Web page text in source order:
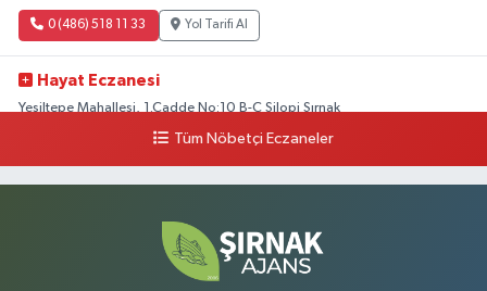
0 (486) 518 11 33 Yol Tarifi Al
Hayat Eczanesi
Yeşiltepe Mahallesi, 1.Cadde No:10 B-C Silopi Şırnak
Yol Tarifi Al
Yenişehir Mahallesi, 8.Cadde No:53 A Silopi Şırnak
Yol Tarifi Al
Tüm Nöbetçi Eczaneler